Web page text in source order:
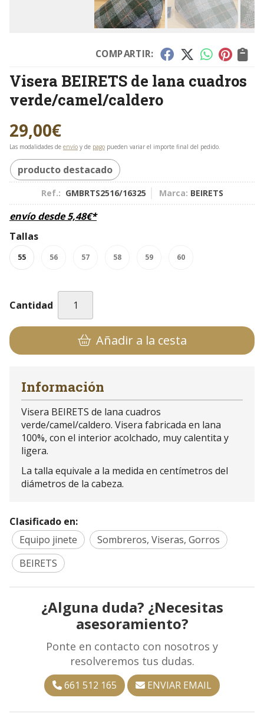
COMPARTIR:
Visera BEIRETS de lana cuadros
verde/camel/caldero
29,00€
Las modalidades de envío y de pago pueden variar el importe final del pedido.
producto destacado
Ref.: GMBRTS2516/16325 Marca: BEIRETS
envío desde5,48€*
Tallas
55 56 57 58 59 60
Cantidad
Añadir a la cesta
Información
Visera BEIRETS de lana cuadros
verde/camel/caldero. Visera fabricada en lana
100%, con el interior acolchado, muy calentita y
ligera.
La talla equivale a la medida en centímetros del
diámetros de la cabeza.
Clasificado en:
Equipo jinete
Sombreros, Viseras, Gorros
BEIRETS
¿Alguna duda? ¿Necesitas
asesoramiento?
Ponte en contacto con nosotros y
resolveremos tus dudas.
661 512 165 ENVIAR EMAIL